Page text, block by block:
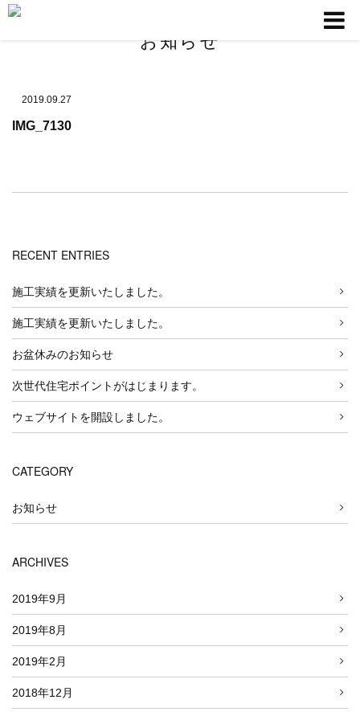
お知らせ
2019.09.27
IMG_7130
RECENT ENTRIES
施工実績を更新いたしました。
施工実績を更新いたしました。
お盆休みのお知らせ
次世代住宅ポイントがはじまります。
ウェブサイトを開設しました。
CATEGORY
お知らせ
ARCHIVES
2019年9月
2019年8月
2019年2月
2018年12月